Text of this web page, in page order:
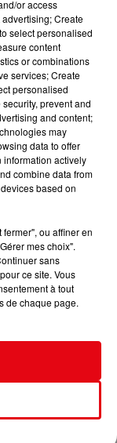
or access
Create
select personalised
content
or combinations
services; Create
personalised
prevent and
and content;
may
data to offer
information actively
combine data from
based on
ou affiner en
mes choix".
sans
ce site. Vous
à tout
de chaque page.